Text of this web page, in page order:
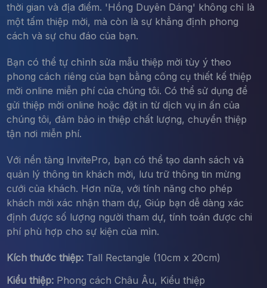
thời gian và địa điểm. 'Hồng Duyên Dáng' không chỉ là
một tấm thiệp mời, mà còn là sự khẳng định phong
cách và sự chu đáo của bạn.
Bạn có thể tự chỉnh sửa mẫu thiệp mời tùy ý theo
phong cách riêng của bạn bằng công cụ thiết kế thiệp
mời online miễn phí của chúng tôi. Có thể sử dụng để
gửi thiệp mời online hoặc đặt in từ dịch vụ in ấn của
chúng tôi, đảm bảo in thiệp chất lượng, chuyển thiệp
tận nơi miễn phí.
Với nền tảng InvitePro, bạn có thể tạo danh sách và
quản lý thông tin khách mời, lưu trữ thông tin mừng
cưới của khách. Hơn nữa, với tính năng cho phép
khách mời xác nhận tham dự, Giúp bạn dễ dàng xác
định được số lượng người tham dự, tính toán được chi
phí phù hợp cho sự kiện của mìn.
Kích thước thiệp:Tall Rectangle (10cm x 20cm)
Kiểu thiệp:Phong cách Châu Âu, Kiểu thiệp